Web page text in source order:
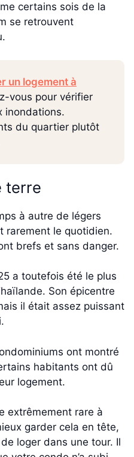
certains sois de la
se retrouvent
un logement à
vous pour vérifier
inondations.
du quartier plutôt
terre
à autre de légers
rarement le quotidien.
brefs et sans danger.
a toutefois été le plus
Son épicentre
il était assez puissant
ont montré
habitants ont dû
logement.
extrêmement rare à
garder cela en tête,
loger dans une tour. Il